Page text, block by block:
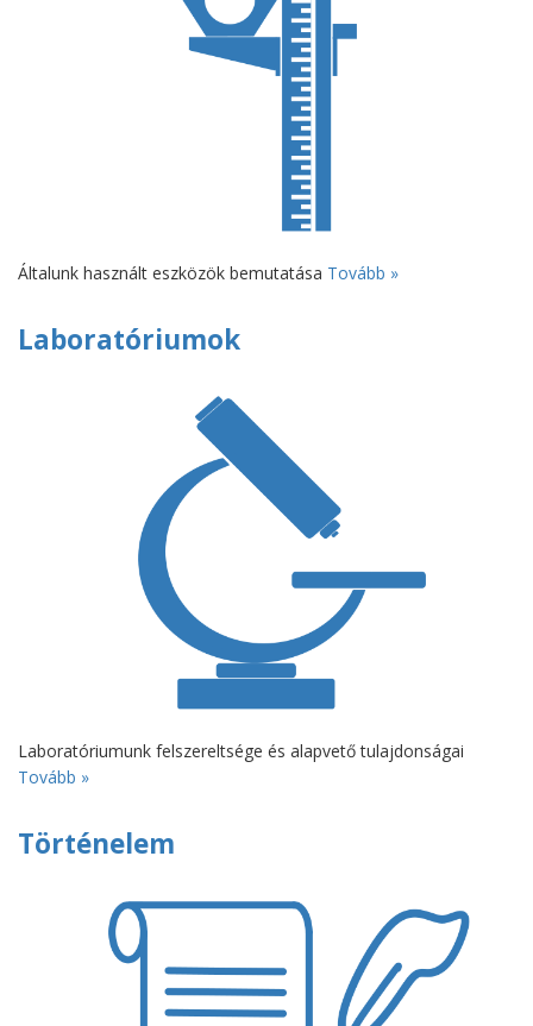
Általunk használt eszközök bemutatása Tovább »
Laboratóriumok
Laboratóriumunk felszereltsége és alapvető tulajdonságai
Tovább »
Történelem